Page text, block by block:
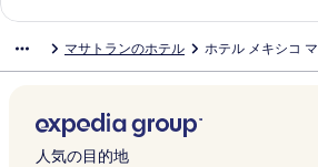
く
リ
ー
ジ
く
リ
o
&
S
l
c
l
ジ
を
リ
ン
開
く
ク
を
開
ン
ク
M
a
t
l
の
ペ
ー
ジ
く
リ
M
a
t
を
開
ン
ク
d
y
-
ン
ク
n
ー
ジ
e
r
t
a
a
の
a
H
o
a
c
e
a
H
o
i
B
e
P
i
n
マサトランのホテル ホテル メキシコ
人気の目的地